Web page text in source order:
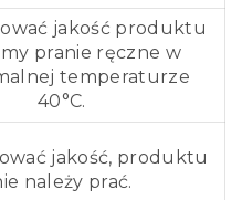
jakość produktu
pranie ręczne w
temperaturze
40°C.
jakość, produktu
należy prać.